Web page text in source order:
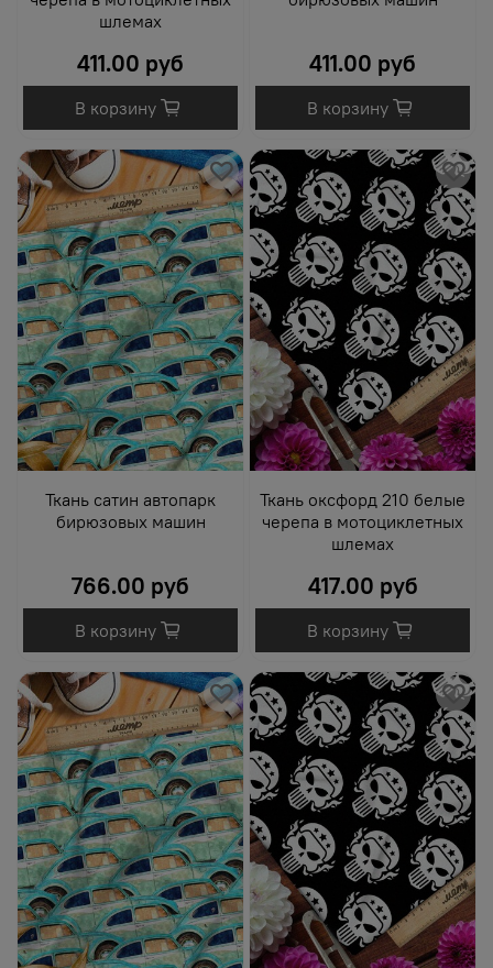
шлемах
411.00 руб
В корзину
411.00 руб
В корзину
Ткань сатин автопарк
бирюзовых машин
766.00 руб
В корзину
Ткань оксфорд 210 белые
черепа в мотоциклетных
шлемах
417.00 руб
В корзину